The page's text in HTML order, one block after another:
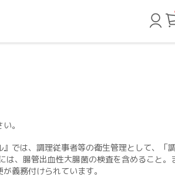
。
では、調理従事者等の衛生管理として、「
は、腸管出血性大腸菌の検査を含めること
義務付けられています。